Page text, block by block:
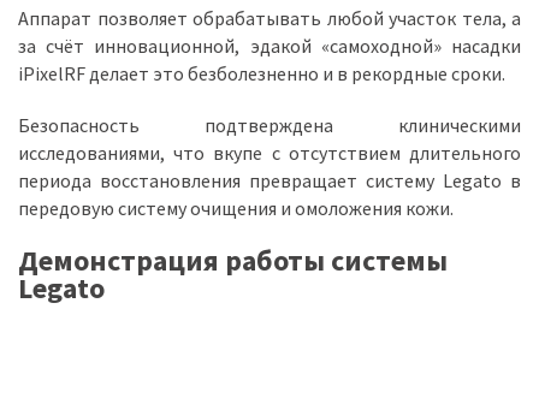
Аппарат позволяет обрабатывать любой участок тела, а
за счёт инновационной, эдакой «самоходной» насадки
iPixelRF делает это безболезненно и в рекордные сроки.
Безопасность подтверждена клиническими
исследованиями, что вкупе с отсутствием длительного
периода восстановления превращает систему Legato в
передовую систему очищения и омоложения кожи.
Демонстрация работы системы
Legato